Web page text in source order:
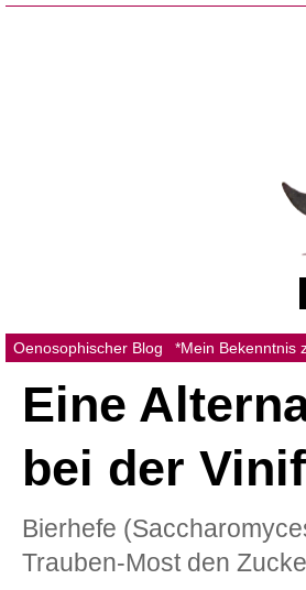
Oenosophischer Blog *Mein Bekenntnis
Eine
bei der
Bierhefe
Trauben-Most den